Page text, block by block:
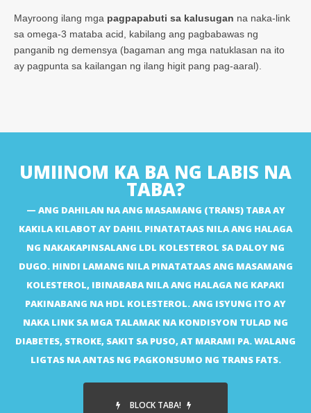
Mayroong ilang mga pagpapabuti sa kalusugan na naka-link
sa omega-3 mataba acid, kabilang ang pagbabawas ng
panganib ng demensya (bagaman ang mga natuklasan na ito
ay pagpunta sa kailangan ng ilang higit pang pag-aaral).
UMIINOM KA BA NG LABIS NA
TABA?
ANG DAHILAN NA ANG MASAMANG (TRANS) TABA AY
KAKILA KILABOT AY DAHIL PINATATAAS NILA ANG HALAGA
NG NAKAKAPINSALANG LDL KOLESTEROL SA DALOY NG
DUGO. HINDI LAMANG NILA PINATATAAS ANG MASAMANG
KOLESTEROL, IBINABABA NILA ANG HALAGA NG KAPAKI
PAKINABANG NA HDL KOLESTEROL. ANG ISYUNG ITO AY
NAKA LINK SA MGA TALAMAK NA KONDISYON TULAD NG
DIABETES, STROKE, SAKIT SA PUSO, AT MARAMI PA. WALANG
LIGTAS NA ANTAS NG PAGKONSUMO NG TRANS FATS.
BLOCK TABA!